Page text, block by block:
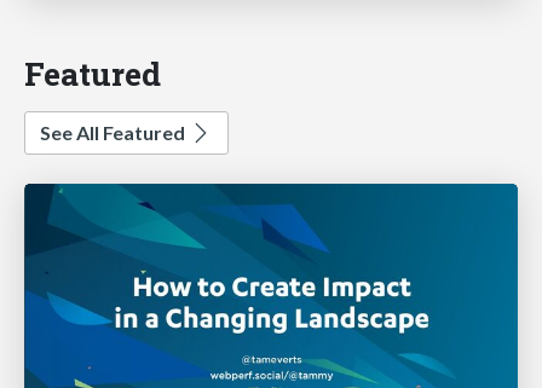
Featured
See All Featured